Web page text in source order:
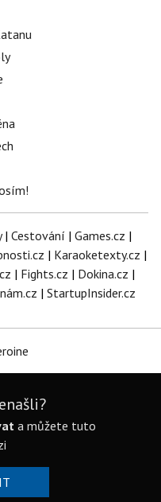
| Cestování | Games.cz |
| Karaoketexty.cz |
| Fights.cz | Dokina.cz |
| StartupInsider.cz
a můžete tuto